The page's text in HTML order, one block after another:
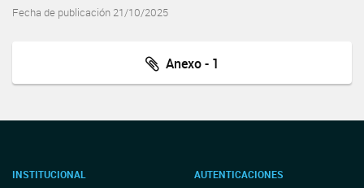
Fecha de publicación 21/10/2025
Anexo - 1
INSTITUCIONAL AUTENTICACIONES